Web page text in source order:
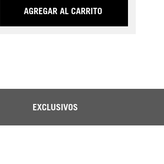
AGREGAR AL CARRITO
EXCLUSIVOS